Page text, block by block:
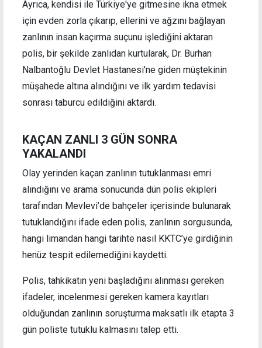
Ayrıca, kendisi ile Türkiye'ye gitmesine ikna etmek
için evden zorla çıkarıp, ellerini ve ağzını bağlayan
zanlının insan kaçırma suçunu işlediğini aktaran
polis, bir şekilde zanlıdan kurtularak, Dr. Burhan
Nalbantoğlu Devlet Hastanesi'ne giden müştekinin
müşahede altına alındığını ve ilk yardım tedavisi
sonrası taburcu edildiğini aktardı.
KAÇAN ZANLI 3 GÜN SONRA
YAKALANDI
Olay yerinden kaçan zanlının tutuklanması emri
alındığını ve arama sonucunda dün polis ekipleri
tarafından Mevlevi’de bahçeler içerisinde bulunarak
tutuklandığını ifade eden polis, zanlının sorgusunda,
hangi limandan hangi tarihte nasıl KKTC’ye girdiğinin
henüz tespit edilemediğini kaydetti.
Polis, tahkikatın yeni başladığını alınması gereken
ifadeler, incelenmesi gereken kamera kayıtları
olduğundan zanlının soruşturma maksatlı ilk etapta 3
gün poliste tutuklu kalmasını talep etti.